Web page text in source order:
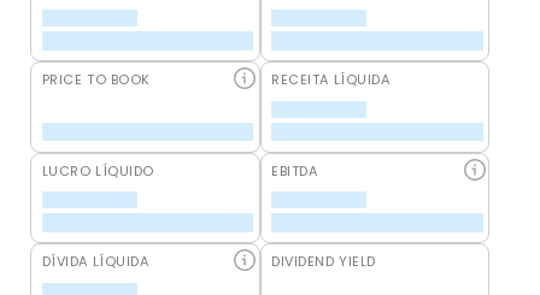
PRICE TO BOOK RECEITA LÍQUIDA
LUCRO LÍQUIDO EBITDA
DÍVIDA LÍQUIDA DIVIDEND YIELD